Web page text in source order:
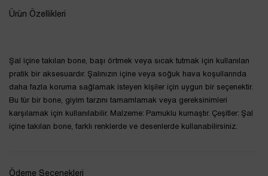
Ürün Özellikleri
Şal içine takılan bone, başı örtmek veya sıcak tutmak için kullanılan
pratik bir aksesuardır. Şalınızın içine veya soğuk hava koşullarında
daha fazla koruma sağlamak isteyen kişiler için uygun bir seçenektir.
Bu tür bir bone, giyim tarzını tamamlamak veya gereksinimleri
karşılamak için kullanılabilir. Malzeme: Pamuklu kumaştır. Çeşitler: Şal
içine takılan bone, farklı renklerde ve desenlerde kullanabilirsiniz.
Ödeme Seçenekleri